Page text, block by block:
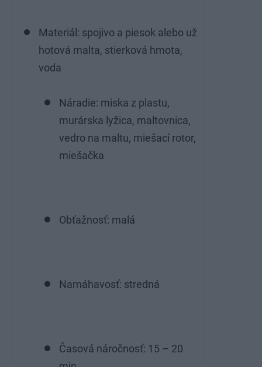
Materiál: spojivo a piesok alebo už
hotová malta, stierková hmota,
voda
Náradie: miska z plastu,
murárska lyžica, maltovnica,
vedro na maltu, miešací rotor,
miešačka
Obťažnosť: malá
Namáhavosť: stredná
Časová náročnosť: 15 – 20